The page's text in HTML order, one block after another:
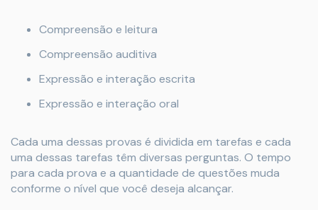
Compreensão e leitura
Compreensão auditiva
Expressão e interação escrita
Expressão e interação oral
Cada uma dessas provas é dividida em tarefas e cada
uma dessas tarefas têm diversas perguntas. O tempo
para cada prova e a quantidade de questões muda
conforme o nível que você deseja alcançar.